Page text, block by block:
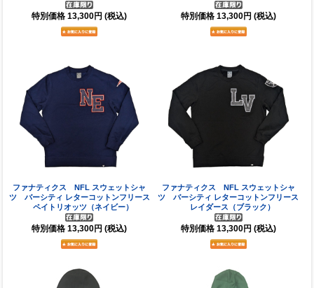
特別価格 13,300円 (税込) 特別価格 13,300円 (税込)
ファナティクス NFL スウェットシャ
ツ バーシティ レターコットンフリース
ペイトリオッツ（ネイビー）
特別価格 13,300円 (税込)
ファナティクス NFL スウェットシャ
ツ バーシティ レターコットンフリース
レイダース（ブラック）
特別価格 13,300円 (税込)